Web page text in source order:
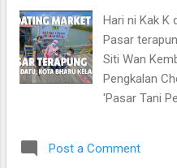
kat sini
Lemak Cili
pemilik
dengan
korang yang
kena datang
Hari ni Kak K
Pasar
Siti Wan
Pengkalan
'Pasar Tani
negeri
Post a Comment